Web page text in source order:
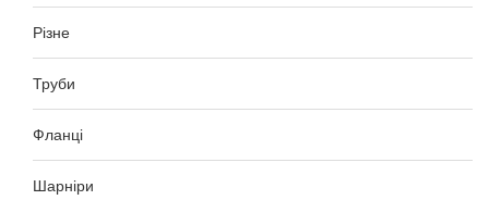
Різне
Труби
Фланці
Шарніри